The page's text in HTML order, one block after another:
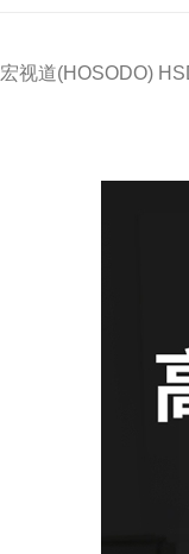
宏视道(HOSODO)